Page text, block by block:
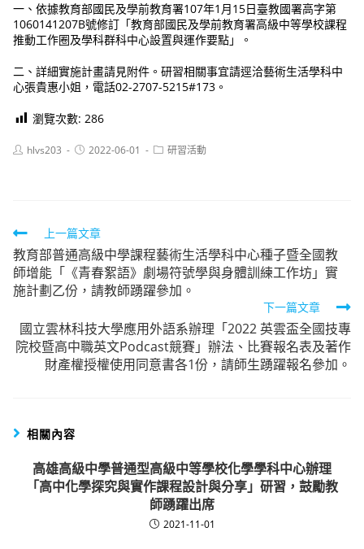
一、依據教育部國民及學前教育署107年1月15日臺教國署高字第
1060141207B號修訂「教育部國民及學前教育署高級中等學校課程
推動工作圈及學科群科中心設置與運作要點」。
二、詳細實施計畫請見附件。研習相關事宜請逕洽藝術生活學科中
心張貴惠小姐，電話02-2707-5215#173。
瀏覽次數: 286
Posthlvs203
Post2022-06-01
Post研習活動
Read
more
articles
上一篇文章
教育部普通高級中學課程藝術生活學科中心種子暨全國教
師增能「《青春絮語》劇場符號學與身體訓練工作坊」實
施計劃乙份，請教師踴躍參加。
下一篇文章
國立雲林科技大學應用外語系辦理「2022 英雲盃全國技專
院校暨高中職英文Podcast競賽」辦法、比賽報名表及著作
財產權授權使用同意書各1份，請師生踴躍報名參加。
相關內容
高雄高級中學普通型高級中等學校化學學科中心辦理
「高中化學探究與實作課程設計與分享」研習，鼓勵教
師踴躍出席
2021-11-01